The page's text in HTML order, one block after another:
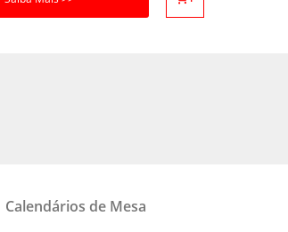
Calendários de Mesa